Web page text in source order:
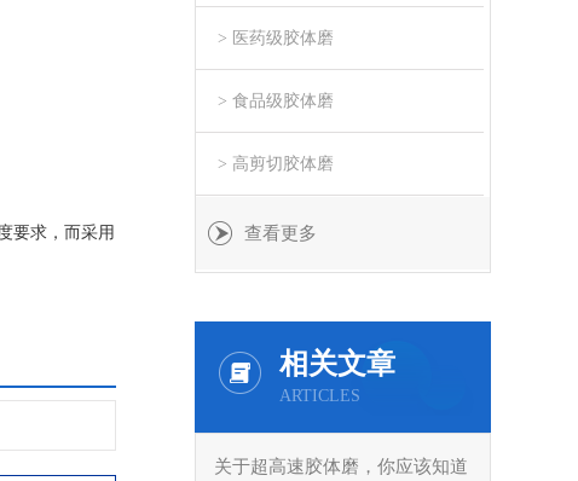
要求，而采用
> 医药级胶体磨
> 食品级胶体磨
> 高剪切胶体磨
查看更多
相关文章
ARTICLES
关于超高速胶体磨，你应该知道